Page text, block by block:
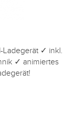
Ladegerät ✓ inkl.
✓ animiertes